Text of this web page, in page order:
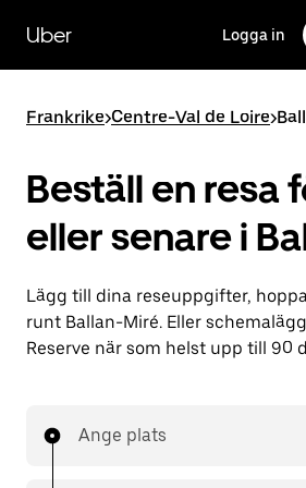
huvudinnehållet
Uber Logga in
Frankrike>Centre-Val de Loire>
Beställ en resa
eller senare i
Lägg till dina reseuppgifter,
runt Ballan-Miré. Eller
Reserve när som helst upp till 90
Ange plats